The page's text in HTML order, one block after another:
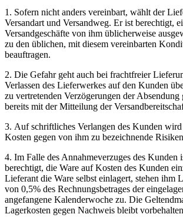
1. Sofern nicht anders vereinbart, wählt der
Versandart und Versandweg. Er ist berechtigt,
Versandgeschäfte von ihm üblicherweise
zu den üblichen, mit diesem vereinbarten
beauftragen.
2. Die Gefahr geht auch bei frachtfreier
Verlassen des Lieferwerkes auf den Kunden
zu vertretenden Verzögerungen der Absendung
bereits mit der Mitteilung der
3. Auf schriftliches Verlangen des Kunden wird
Kosten gegen von ihm zu bezeichnende
4. Im Falle des Annahmeverzuges des Kunden
berechtigt, die Ware auf Kosten des Kunden
Lieferant die Ware selbst einlagert, stehen ihm
von 0,5% des Rechnungsbetrages der
angefangene Kalenderwoche zu. Die
Lagerkosten gegen Nachweis bleibt